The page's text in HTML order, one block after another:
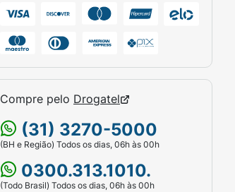
Compre pelo Drogatel
(31) 3270-5000
(BH e Região) Todos os dias, 06h às 00h
0300.313.1010.
(Todo Brasil) Todos os dias, 06h às 00h